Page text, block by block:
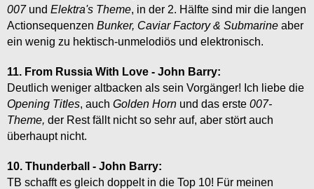
007und Elektra's Theme, in der 2. Hälfte sind mir die langen
Actionsequenzen Bunker, Caviar Factory & Submarine aber
ein wenig zu hektisch-unmelodiös und elektronisch.
11. From Russia With Love - John Barry:
Deutlich weniger altbacken als sein Vorgänger! Ich liebe die
Opening Titles, auch Golden Horn und das erste 007-
Theme, der Rest fällt nicht so sehr auf, aber stört auch
überhaupt nicht.
10. Thunderball - John Barry:
TB schafft es gleich doppelt in die Top 10! Für meinen